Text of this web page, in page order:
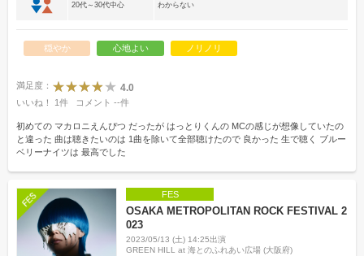
20代～30代中心 わからない
穏やか 心地よい ノリノリ
満足度： 4.0
いいね！ 1件 コメント --件
初めての マカロニえんぴつ だったが はっとりくんの MCの感じが想像していたの
と違った 曲は聴きたいのは 1曲を除いて全部聴けたので 良かった 生で聴く ブルー
ベリーナイツは 最高でした
FES
OSAKA METROPOLITAN ROCK FESTIVAL 2
023
2023/05/13 (土) 14:25出演
GREEN HILL at 海とのふれあい広場 (大阪府)